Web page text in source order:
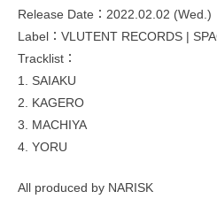
Release Date：2022.02.02 (Wed.)
Label：VLUTENT RECORDS |
Tracklist：
1. SAIAKU
2. KAGERO
3. MACHIYA
4. YORU
All produced by NARISK